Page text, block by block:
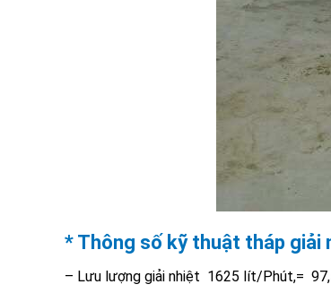
* Thông số kỹ thuật tháp giải
– Lưu lượng giải nhiệt 1625 lít/Phút,=